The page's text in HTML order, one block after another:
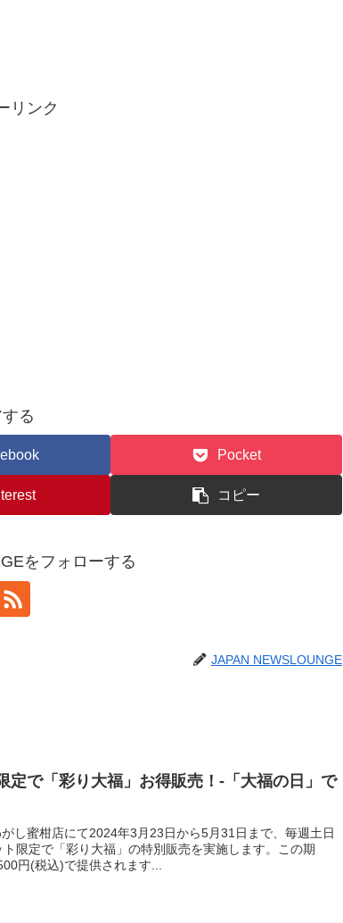
リンク
る
Pocket
コピー
をフォローする
JAPAN NEWSLOUNGE
定で「彩り大福」お得販売！-「大福の日」で
し蜜柑店にて2024年3月23日から5月31日まで、毎週土日
限定で「彩り大福」の特別販売を実施します。この期
円(税込)で提供されます...